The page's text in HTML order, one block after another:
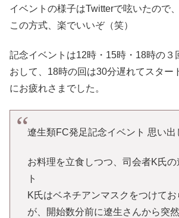
イベントの様子はTwitterで呟いたので
この方式、楽でいいぞ（笑）
記念イベントは12時・15時・18時の３
おして、18時の回は30分遅れてスター
にお疲れさまでした。
遼生類FC発足記念イベント 思い出
お料理を立食しつつ、司会者K氏
ト
K氏はベネチアンマスクをつけてお
が、開始数分前に遼生さんから突